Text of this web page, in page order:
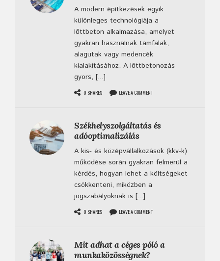
A modern építkezések egyik
különleges technológiája a
lőttbeton alkalmazása, amelyet
gyakran használnak támfalak,
alagutak vagy medencék
kialakításához. A lőttbetonozás
gyors, [...]
0 SHARES LEAVE A COMMENT
Székhelyszolgáltatás és
adóoptimalizálás
A kis- és középvállalkozások (kkv-k)
működése során gyakran felmerül a
kérdés, hogyan lehet a költségeket
csökkenteni, miközben a
jogszabályoknak is [...]
0 SHARES LEAVE A COMMENT
Mit adhat a céges póló a
munkaközösségnek?